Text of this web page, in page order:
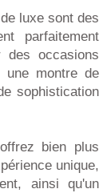
luxe sont des
parfaitement
occasions
une montre de
sophistication
bien plus
unique,
ainsi qu'un